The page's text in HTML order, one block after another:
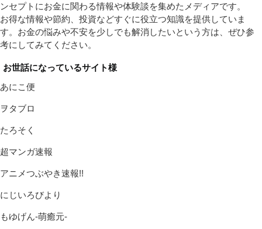
ンセプトにお金に関わる情報や体験談を集めたメディアです。
お得な情報や節約、投資などすぐに役立つ知識を提供していま
す。お金の悩みや不安を少しでも解消したいという方は、ぜひ参
考にしてみてください。
お世話になっているサイト様
あにこ便
ヲタブロ
たろそく
超マンガ速報
アニメつぶやき速報!!
にじいろびより
もゆげん-萌癒元-